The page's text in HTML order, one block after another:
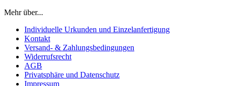
Mehr über...
Individuelle Urkunden und Einzelanfertigung
Kontakt
Versand- & Zahlungsbedingungen
Widerrufsrecht
AGB
Privatsphäre und Datenschutz
Impressum